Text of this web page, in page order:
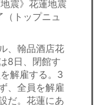
震》花蓮地震
トップニュ
、翰品酒店花
8日、閉館す
解雇する。3
、全員を解雇
だ。花蓮にあ